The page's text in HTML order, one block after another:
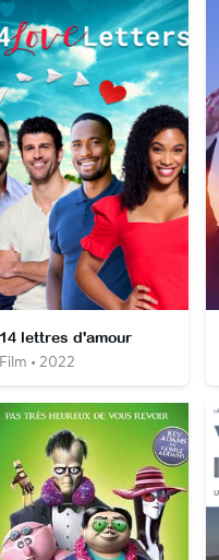
lettres d'amour
• 2022